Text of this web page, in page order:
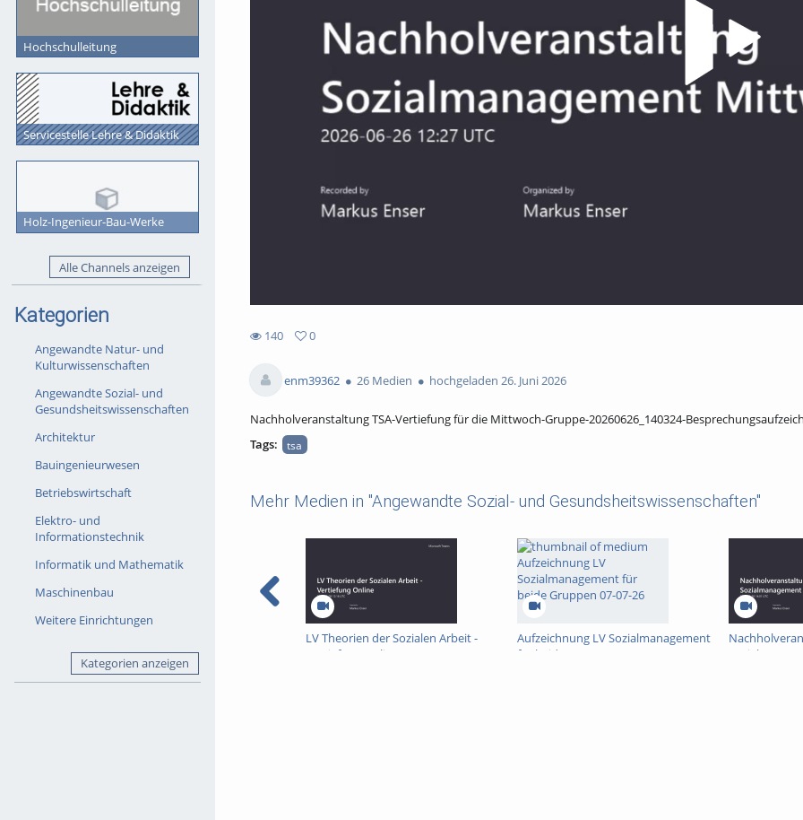
Hochschulleitung
Servicestelle Lehre & Didaktik
Holz-Ingenieur-Bau-Werke
Alle Channels anzeigen
Kategorien
Angewandte Natur- und
Kulturwissenschaften
Angewandte Sozial- und
Gesundsheitswissenschaften
Architektur
Bauingenieurwesen
Betriebswirtschaft
Elektro- und
Informationstechnik
Informatik und Mathematik
Maschinenbau
Weitere Einrichtungen
Kategorien anzeigen
140
views
0
favorites
enm39362
26 Medien hochgeladen 26. Juni 2026
Nachholveranstaltung TSA-Vertiefung für die Mittwoch-Gruppe-20260626_140324-
Tags:
tsa
Mehr Medien in "Angewandte Sozial- und Gesundsheitswissenschaften"
LV Theorien der Sozialen Arbeit -
Vertiefung Online-08-07-26
Aufzeichnung LV Sozialmanagement
für beide Gruppen 07-07-26